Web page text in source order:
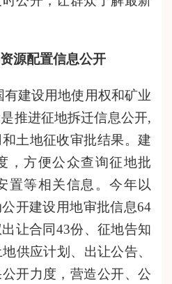
源配置信息公开
有建设用地使用权和矿业
推进征地拆迁信息公开,
土地征收审批结果。建
，方便公众查询征地批
置等相关信息。今年以
公开建设用地审批信息64
让合同43份、征地告知
供应计划、出让公告、
开力度 ， 营造公开、公